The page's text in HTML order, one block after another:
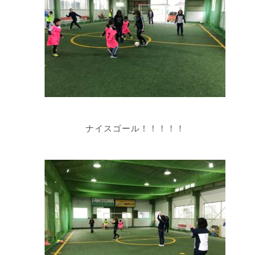
ナイスゴール！！！！！